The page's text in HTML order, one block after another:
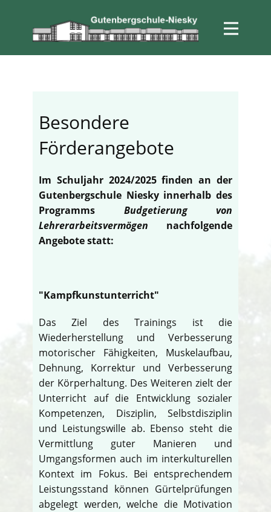
Besondere
Förderangebote
Im Schuljahr 2024/2025 finden an der
Gutenbergschule Niesky innerhalb des
Programms Budgetierung von
Lehrerarbeitsvermögen nachfolgende
Angebote statt:
"Kampfkunstunterricht"
Das Ziel des Trainings ist die
Wiederherstellung und Verbesserung
motorischer Fähigkeiten, Muskelaufbau,
Dehnung, Korrektur und Verbesserung
der Körperhaltung. Des Weiteren zielt der
Unterricht auf die Entwicklung sozialer
Kompetenzen, Disziplin, Selbstdisziplin
und Leistungswille ab. Ebenso steht die
Vermittlung guter Manieren und
Umgangsformen auch im interkulturellen
Kontext im Fokus. Bei entsprechendem
Leistungsstand können Gürtelprüfungen
abgelegt werden, welche die Motivation